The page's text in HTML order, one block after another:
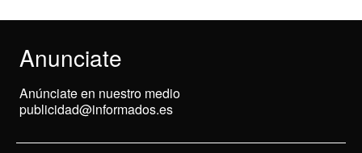
Anunciate
Anúnciate en nuestro medio
publicidad@informados.es